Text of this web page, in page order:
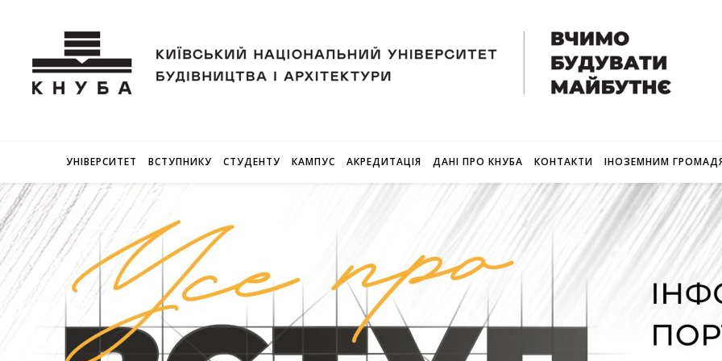
УНІВЕРСИТЕТ ВСТУПНИКУ СТУДЕНТУ КАМПУС АКРЕДИТАЦІЯ ДАНІ ПРО КНУБА КОНТАКТИ ІНОЗЕМНИМ